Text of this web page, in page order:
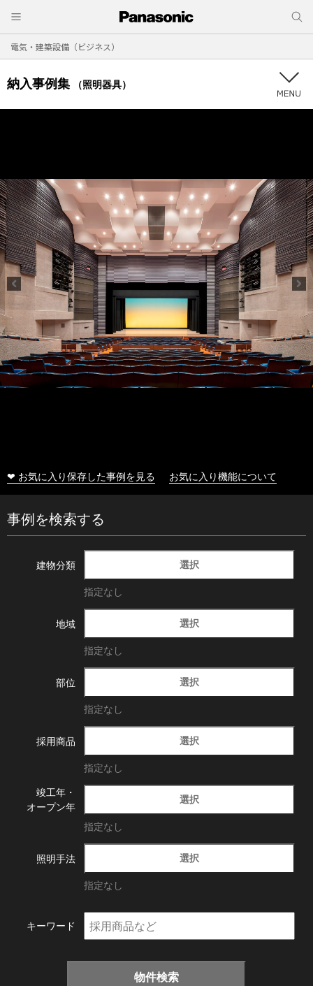
電気・建築設備（ビジネス）
納入事例集 （照明器具）
❤ お気に入り保存した事例を見る お気に入り機能について
事例を検索する
建物分類 選択
指定なし
地域 選択
指定なし
部位 選択
指定なし
採用商品 選択
指定なし
竣工年・
オープン年
選択
指定なし
照明手法 選択
指定なし
キーワード
物件検索